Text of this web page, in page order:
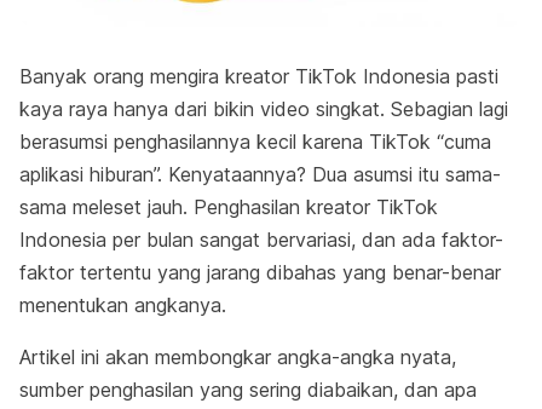
Banyak orang mengira kreator TikTok Indonesia pasti
kaya raya hanya dari bikin video singkat. Sebagian lagi
berasumsi penghasilannya kecil karena TikTok “cuma
aplikasi hiburan”. Kenyataannya? Dua asumsi itu sama-
sama meleset jauh. Penghasilan kreator TikTok
Indonesia per bulan sangat bervariasi, dan ada faktor-
faktor tertentu yang jarang dibahas yang benar-benar
menentukan angkanya.
Artikel ini akan membongkar angka-angka nyata,
sumber penghasilan yang sering diabaikan, dan apa